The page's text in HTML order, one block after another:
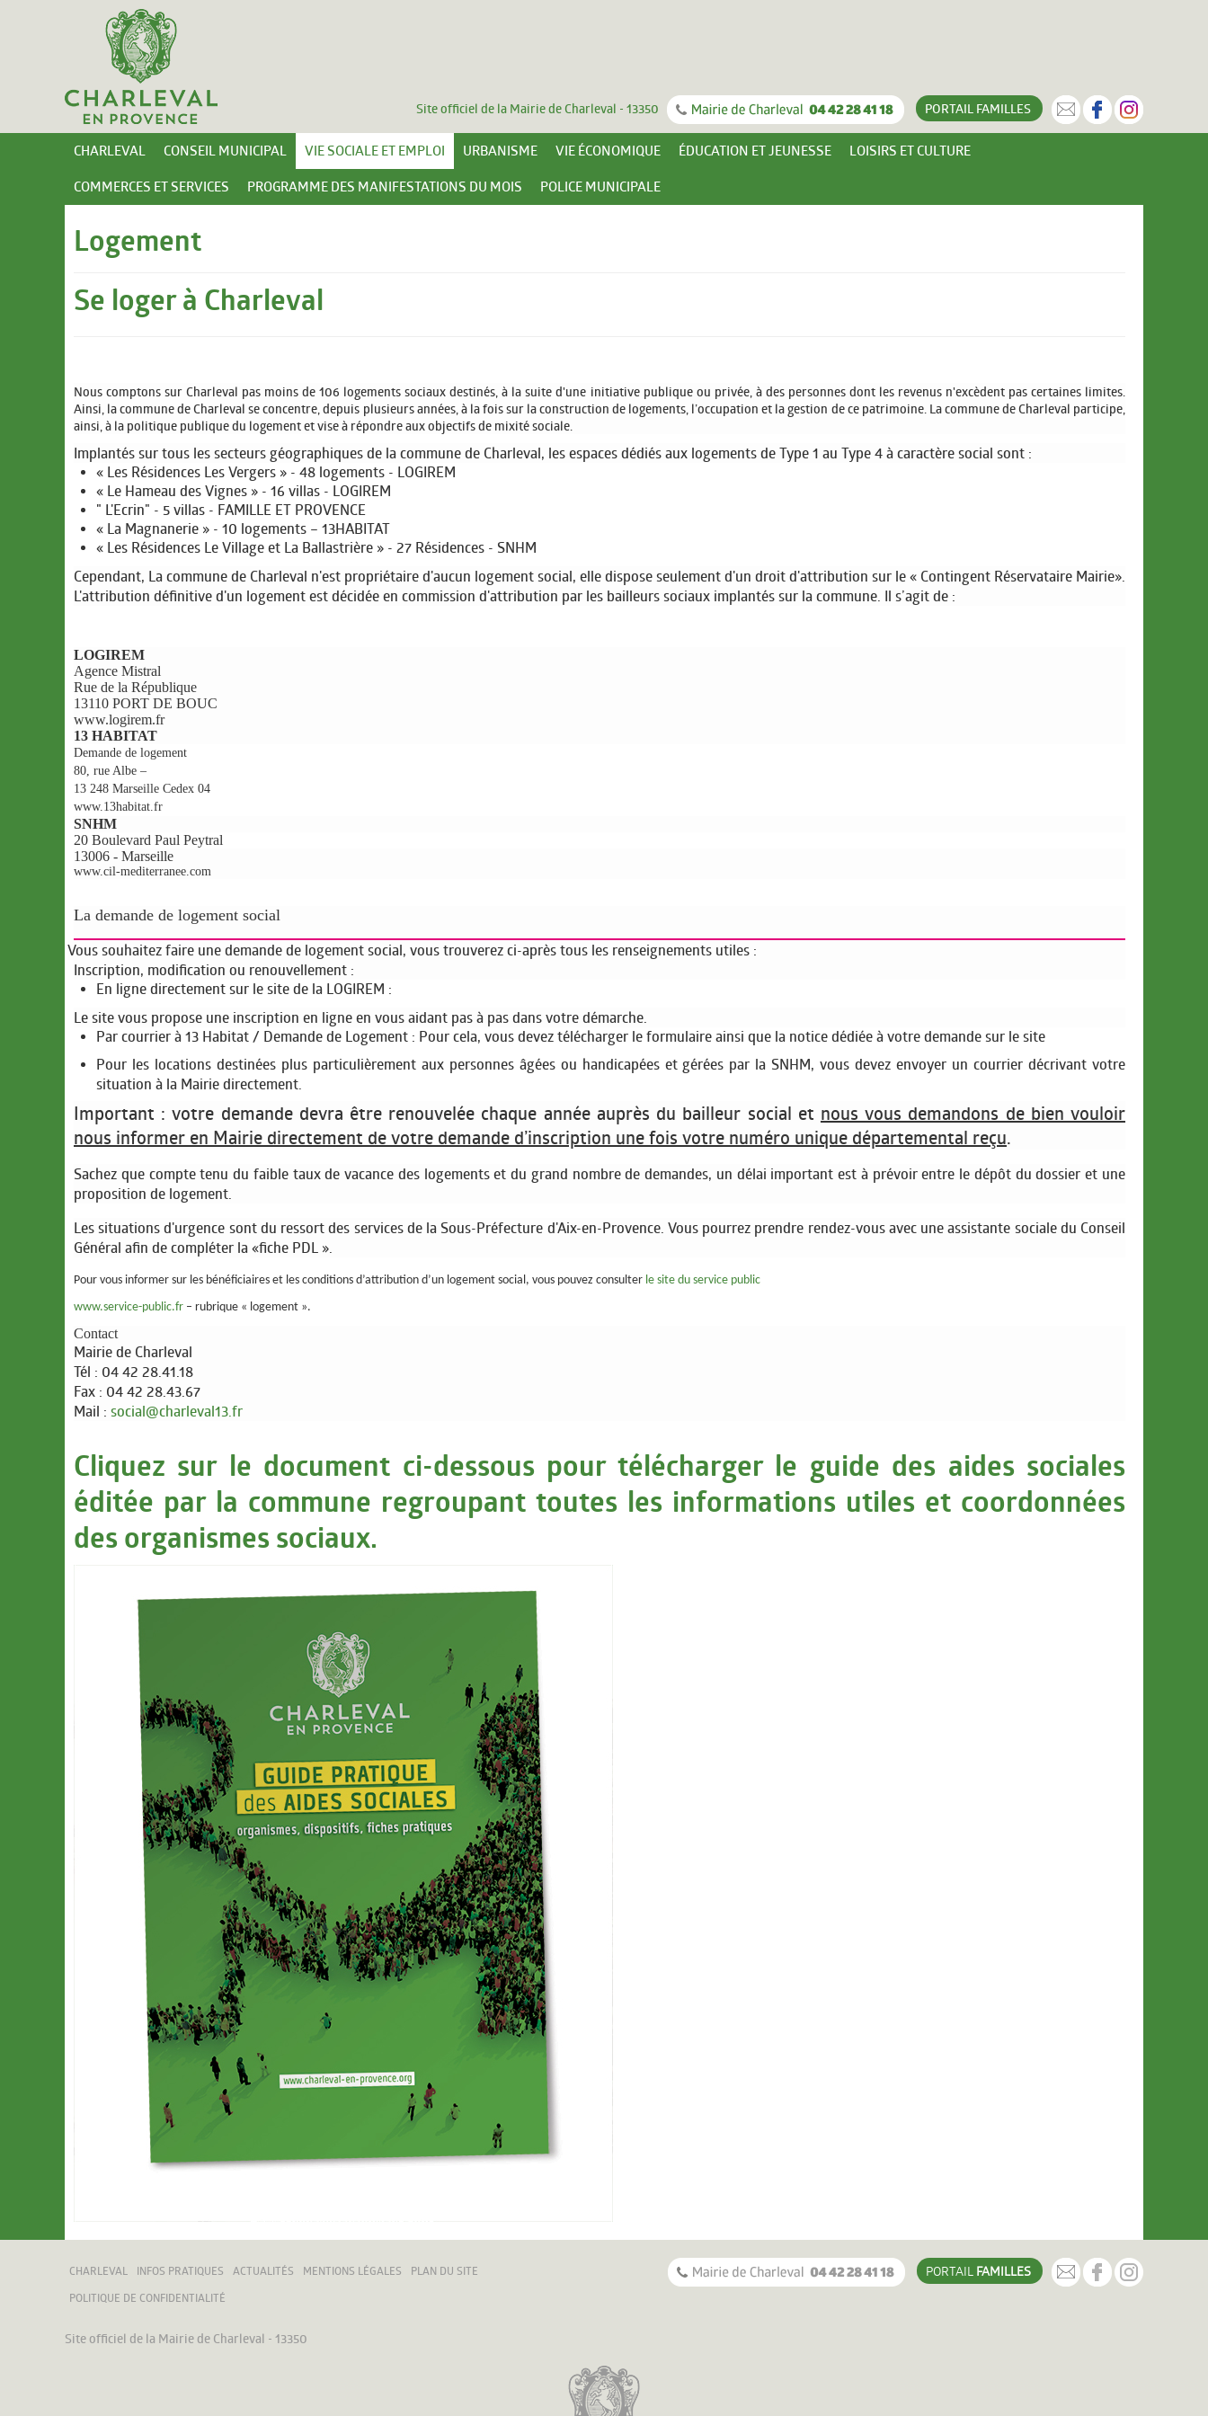
Site officiel de la Mairie de Charleval - 13350 PORTAIL FAMILLES
CHARLEVAL CONSEIL MUNICIPAL VIE SOCIALE ET EMPLOI URBANISME VIE ÉCONOMIQUE ÉDUCATION ET JEUNESSE
LOISIRS ET CULTURE
COMMERCES ET SERVICES
PROGRAMME DES MANIFESTATIONS DU MOIS POLICE MUNICIPALE
Logement
Se loger à Charleval
Nous comptons sur Charleval pas moins de 106 logements sociaux destinés, à la suite d'une initiative publique ou privée, à des personnes dont les revenus n'excèdent pas certaines limites.
Ainsi, la commune de Charleval se concentre, depuis plusieurs années, à la fois sur la construction de logements, l’occupation et la gestion de ce patrimoine. La commune de Charleval participe,
ainsi, à la politique publique du logement et vise à répondre aux objectifs de mixité sociale.
Implantés sur tous les secteurs géographiques de la commune de Charleval, les espaces dédiés aux logements de Type 1 au Type 4 à caractère social sont :
« Les Résidences Les Vergers » - 48 logements - LOGIREM
« Le Hameau des Vignes » - 16 villas - LOGIREM
" L'Ecrin" - 5 villas - FAMILLE ET PROVENCE
« La Magnanerie » - 10 logements – 13HABITAT
« Les Résidences Le Village et La Ballastrière » - 27 Résidences - SNHM
Cependant, La commune de Charleval n'est propriétaire d'aucun logement social, elle dispose seulement d'un droit d'attribution sur le « Contingent Réservataire Mairie».
L'attribution définitive d'un logement est décidée en commission d'attribution par les bailleurs sociaux implantés sur la commune. Il s’agit de :
LOGIREM
Agence Mistral
Rue de la République
13110 PORT DE BOUC
www.logirem.fr
13 HABITAT
Demande de logement
80, rue Albe –
13 248 Marseille Cedex 04
www.13habitat.fr
SNHM
20 Boulevard Paul Peytral
13006 - Marseille
www.cil-mediterranee.com
La demande de logement social
Vous souhaitez faire une demande de logement social, vous trouverez ci-après tous les renseignements utiles :
Inscription, modification ou renouvellement :
En ligne directement sur le site de la LOGIREM :
Le site vous propose une inscription en ligne en vous aidant pas à pas dans votre démarche.
Par courrier à 13 Habitat / Demande de Logement : Pour cela, vous devez télécharger le formulaire ainsi que la notice dédiée à votre demande sur le site
Pour les locations destinées plus particulièrement aux personnes âgées ou handicapées et gérées par la SNHM, vous devez envoyer un courrier décrivant votre
situation à la Mairie directement.
Important : votre demande devra être renouvelée chaque année auprès du bailleur social et nous vous demandons de bien vouloir
nous informer en Mairie directement de votre demande d’inscription une fois votre numéro unique départemental reçu.
Sachez que compte tenu du faible taux de vacance des logements et du grand nombre de demandes, un délai important est à prévoir entre le dépôt du dossier et une
proposition de logement.
Les situations d'urgence sont du ressort des services de la Sous-Préfecture d'Aix-en-Provence. Vous pourrez prendre rendez-vous avec une assistante sociale du Conseil
Général afin de compléter la «fiche PDL ».
Pour vous informer sur les bénéficiaires et les conditions d’attribution d’un logement social, vous pouvez consulter le site du service public
www.service-public.fr – rubrique « logement ».
Contact
Mairie de Charleval
Tél : 04 42 28.41.18
Fax : 04 42 28.43.67
Mail : social@charleval13.fr
Cliquez sur le document ci-dessous pour télécharger le guide des aides sociales
éditée par la commune regroupant toutes les informations utiles et coordonnées
des organismes sociaux.
CHARLEVAL INFOS PRATIQUES ACTUALITÉS MENTIONS LÉGALES
PLAN DU SITE
POLITIQUE DE CONFIDENTIALITÉ
Site officiel de la Mairie de Charleval - 13350
PORTAIL FAMILLES